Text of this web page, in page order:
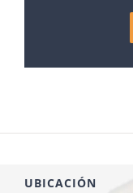
UBICACIÓN